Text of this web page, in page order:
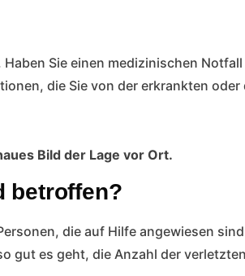
Sie einen medizinischen
die Sie von der erkrankten
Bild der Lage vor Ort.
betroffen?
die auf Hilfe angewiesen
gut es geht, die Anzahl der